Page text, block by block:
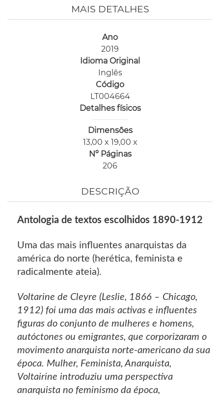
MAIS DETALHES
Ano
2019
Idioma Original
Inglês
Código
LT004664
Detalhes físicos
Dimensões
13,00 x 19,00 x
Nº Páginas
206
DESCRIÇÃO
Antologia de textos escolhidos 1890-1912
Uma das mais influentes anarquistas da
américa do norte (herética, feminista e
radicalmente ateia).
Voltarine de Cleyre (Leslie, 1866 – Chicago,
1912) foi uma das mais activas e influentes
figuras do conjunto de mulheres e homens,
autóctones ou emigrantes, que corporizaram o
movimento anarquista norte-americano da sua
época. Mulher, Feminista, Anarquista,
Voltairine introduziu uma perspectiva
anarquista no feminismo da época,